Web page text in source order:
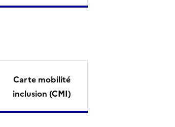
Carte mobilité
inclusion (CMI)